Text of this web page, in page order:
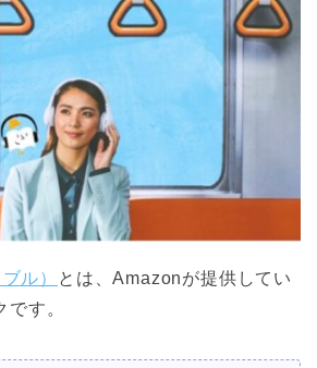
ル）
とは、Amazonが提供してい
す。